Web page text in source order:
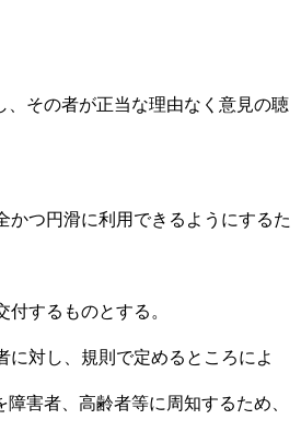
その者が正当な理由なく意見の聴
つ円滑に利用できるようにするた
するものとする。
対し、規則で定めるところによ
害者、高齢者等に周知するため、